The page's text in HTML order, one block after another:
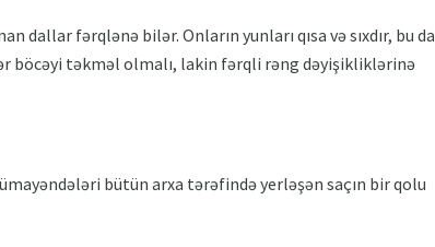
fərqlənə bilər. Onların yunları qısa və sıxdır, bu da
böcəyi təkməl olmalı, lakin fərqli rəng dəyişikliklərinə
bütün arxa tərəfində yerləşən saçın bir qolu